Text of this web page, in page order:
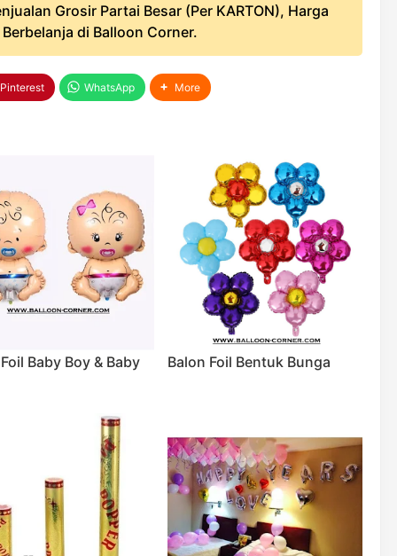
Grosir Partai Besar (Per KARTON), Harga
di Balloon Corner.
Pinterest WhatsApp More
Baby Boy & Baby Balon Foil Bentuk Bunga